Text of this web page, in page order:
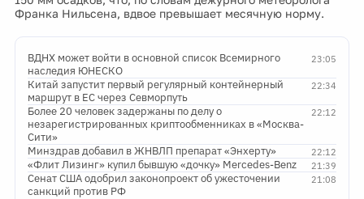
Франка Нильсена, вдвое превышает месячную норму.
23:05
ВДНХ может войти в основной список Всемирного
наследия ЮНЕСКО
22:34
Китай запустит первый регулярный контейнерный
маршрут в ЕС через Севморпуть
22:12
Более 20 человек задержаны по делу о
незарегистрированных криптообменниках в «Москва-
Сити»
22:12
Минздрав добавил в ЖНВЛП препарат «Энхерту»
21:39
«Флит Лизинг» купил бывшую «дочку» Mercedes-Benz
21:08
Сенат США одобрил законопроект об ужесточении
санкций против РФ